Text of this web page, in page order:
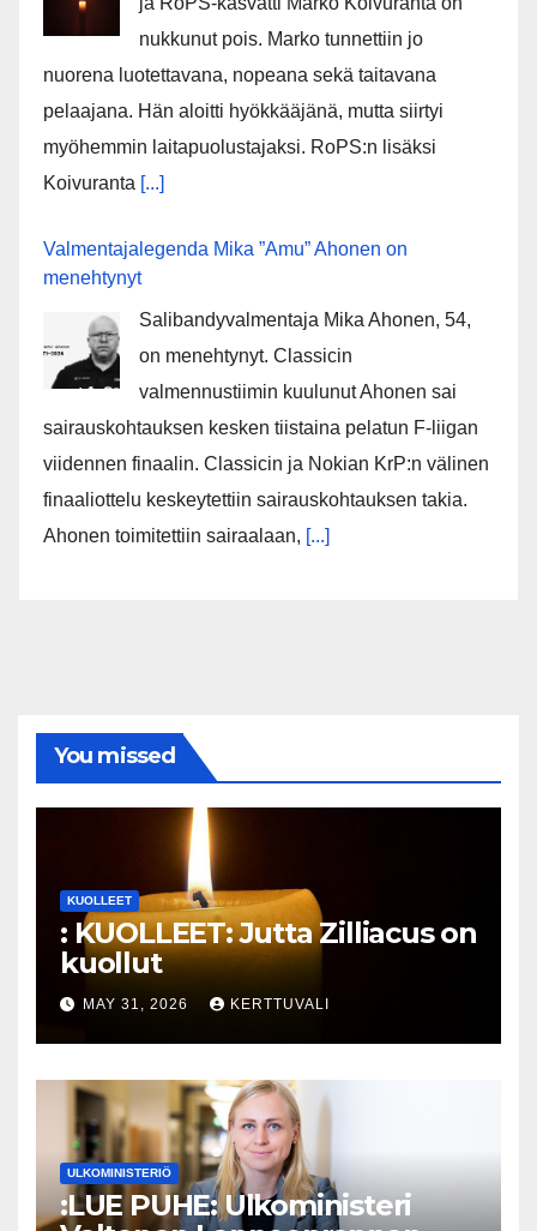
nukkunut pois. Marko tunnettiin jo
nuorena luotettavana, nopeana sekä taitavana
pelaajana. Hän aloitti hyökkääjänä, mutta siirtyi
myöhemmin laitapuolustajaksi. RoPS:n lisäksi
Koivuranta [...]
Valmentajalegenda Mika ”Amu” Ahonen on
menehtynyt
Salibandyvalmentaja Mika Ahonen, 54,
on menehtynyt. Classicin
valmennustiimin kuulunut Ahonen sai
sairauskohtauksen kesken tiistaina pelatun F-liigan
viidennen finaalin. Classicin ja Nokian KrP:n välinen
finaaliottelu keskeytettiin sairauskohtauksen takia.
Ahonen toimitettiin sairaalaan, [...]
You missed
KUOLLEET
: KUOLLEET: Jutta Zilliacus on
kuollut
MAY 31, 2026 KERTTUVALI
ULKOMINISTERIÖ
:LUE PUHE: Ulkoministeri